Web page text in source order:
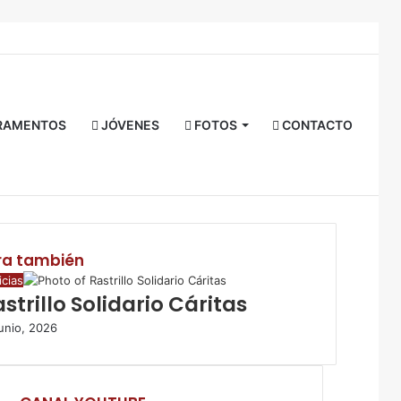
JÓVENES FOTOS CONTACTO
también
Solidario Cáritas
2026